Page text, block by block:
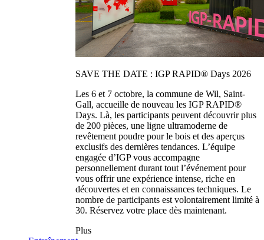
SAVE THE DATE : IGP RAPID® Days 2026
Les 6 et 7 octobre, la commune de Wil, Saint-
Gall, accueille de nouveau les IGP RAPID®
Days. Là, les participants peuvent découvrir plus
de 200 pièces, une ligne ultramoderne de
revêtement poudre pour le bois et des aperçus
exclusifs des dernières tendances. L’équipe
engagée d’IGP vous accompagne
personnellement durant tout l’événement pour
vous offrir une expérience intense, riche en
découvertes et en connaissances techniques. Le
nombre de participants est volontairement limité à
30. Réservez votre place dès maintenant.
Plus